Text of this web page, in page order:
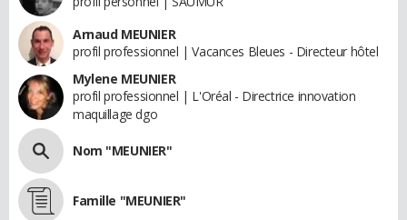
Arnaud MEUNIER
profil professionnel | Vacances Bleues - Directeur hôtel
Mylene MEUNIER
profil professionnel | L'Oréal - Directrice innovation
maquillage dgo
Nom "MEUNIER"
Famille "MEUNIER"